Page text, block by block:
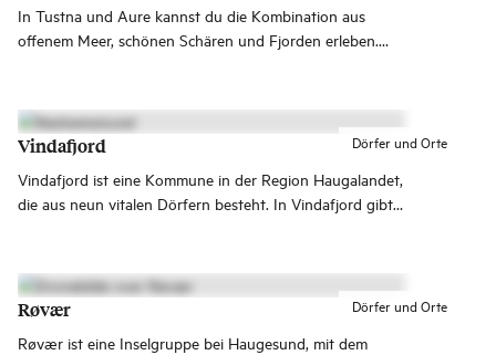
In Tustna und Aure kannst du die Kombination aus
offenem Meer, schönen Schären und Fjorden erleben.
finden.
Dörfer und Orte
Vindafjord
Vindafjord ist eine Kommune in der Region Haugalandet,
die aus neun vitalen Dörfern besteht. In Vindafjord gibt
die das ganze Jahr über stark genutzt wird!
Dörfer und Orte
Røvær
Røvær ist eine Inselgruppe bei Haugesund, mit dem